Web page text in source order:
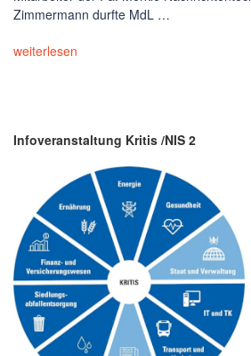
Zimmermann durfte MdL …
weiterlesen
Infoveranstaltung Kritis /NIS 2